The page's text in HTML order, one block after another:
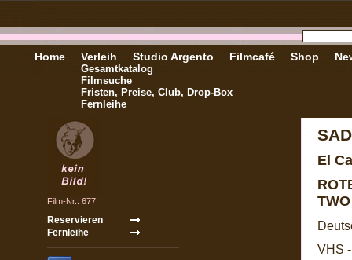
Home Verleih
Gesamtkatalog
Filmsuche
Fristen, Preise, Club, Drop-Box
Fernleihe
Studio Argento Filmcafé Shop
Film-Nr.: 677
El
VHS